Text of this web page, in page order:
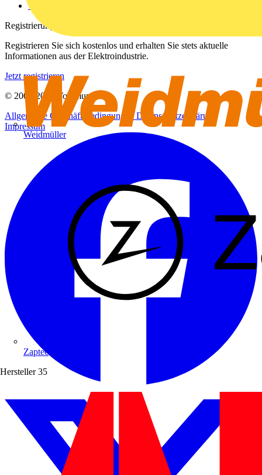
Weidmüller
Zaptec
Hersteller 35
voltimum.com
Registrierung
Registrieren Sie sich kostenlos und erhalten Sie stets aktuelle
Informationen aus der Elektroindustrie.
Jetzt registrieren
© 2002-
2026
Voltimum
Allgemeine GeschäftsbedingungenDatenschutzerklärung
Impressum